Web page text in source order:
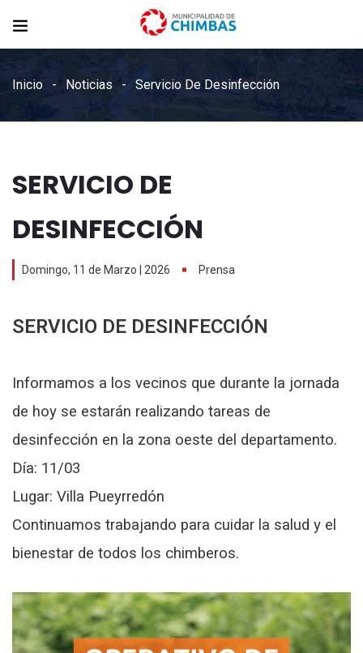
Inicio Noticias Servicio De Desinfección
SERVICIO DE
DESINFECCIÓN
Domingo, 11 de Marzo | 2026 Prensa
SERVICIO DE DESINFECCIÓN
Informamos a los vecinos que durante la jornada
de hoy se estarán realizando tareas de
desinfección en la zona oeste del departamento.
Día: 11/03
Lugar: Villa Pueyrredón
Continuamos trabajando para cuidar la salud y el
bienestar de todos los chimberos.